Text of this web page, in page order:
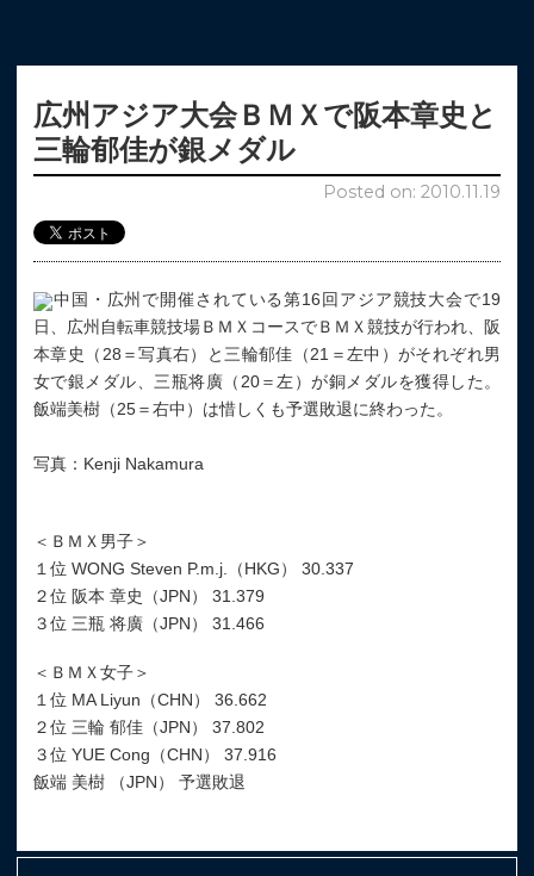
広州アジア大会ＢＭＸで阪本章史と
三輪郁佳が銀メダル
Posted on: 2010.11.19
中国・広州で開催されている第16回アジア競技大会で19
日、広州自転車競技場ＢＭＸコースでＢＭＸ競技が行われ、阪
本章史（28＝写真右）と三輪郁佳（21＝左中）がそれぞれ男
女で銀メダル、三瓶将廣（20＝左）が銅メダルを獲得した。
飯端美樹（25＝右中）は惜しくも予選敗退に終わった。
写真：Kenji Nakamura
＜ＢＭＸ男子＞
１位 WONG Steven P.m.j.（HKG） 30.337
２位 阪本 章史（JPN） 31.379
３位 三瓶 将廣（JPN） 31.466
＜ＢＭＸ女子＞
１位 MA Liyun（CHN） 36.662
２位 三輪 郁佳（JPN） 37.802
３位 YUE Cong（CHN） 37.916
飯端 美樹 （JPN） 予選敗退